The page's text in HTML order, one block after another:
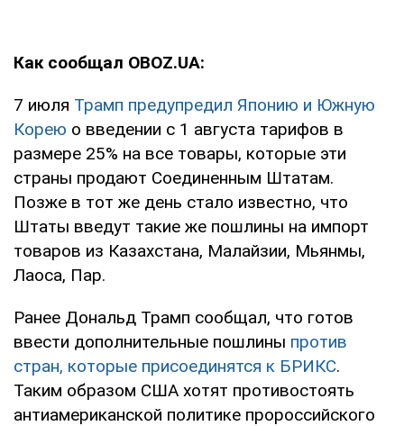
Как сообщал OBOZ.UA:
7 июля Трамп предупредил Японию и Южную
Корею о введении с 1 августа тарифов в
размере 25% на все товары, которые эти
страны продают Соединенным Штатам.
Позже в тот же день стало известно, что
Штаты введут такие же пошлины на импорт
товаров из Казахстана, Малайзии, Мьянмы,
Лаоса, Пар.
Ранее Дональд Трамп сообщал, что готов
ввести дополнительные пошлины против
стран, которые присоединятся к БРИКС.
Таким образом США хотят противостоять
антиамериканской политике пророссийского